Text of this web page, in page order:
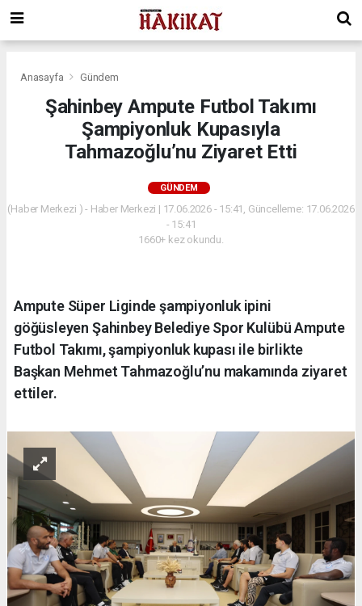
Anasayfa Gündem
Şahinbey Ampute Futbol Takımı
Şampiyonluk Kupasıyla
Tahmazoğlu’nu Ziyaret Etti
GÜNDEM
(Haber Merkezi ) - Haber Merkezi | 17.06.2026 - 15:41, Güncelleme: 17.06.2026
- 15:41
1660+ kez okundu.
Ampute Süper Liginde şampiyonluk ipini
göğüsleyen Şahinbey Belediye Spor Kulübü Ampute
Futbol Takımı, şampiyonluk kupası ile birlikte
Başkan Mehmet Tahmazoğlu’nu makamında ziyaret
ettiler.